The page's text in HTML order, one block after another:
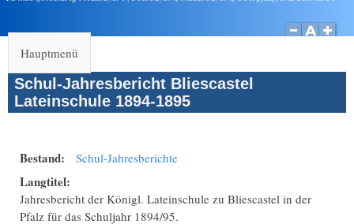
Hauptmenü
Schul-Jahresbericht Bliescastel
Lateinschule 1894-1895
Bestand: Schul-Jahresberichte
Langtitel:
Jahresbericht der Königl. Lateinschule zu Bliescastel in der
Pfalz für das Schuljahr 1894/95.